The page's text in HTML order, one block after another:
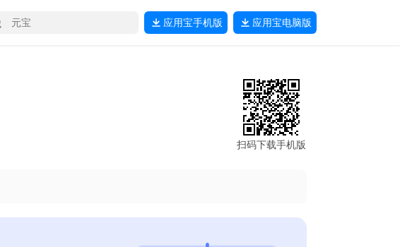
应用宝手机版 应用宝电脑版
扫码下载手机版